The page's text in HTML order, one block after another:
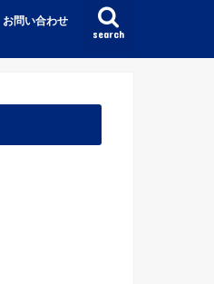
search
お問い合わせ